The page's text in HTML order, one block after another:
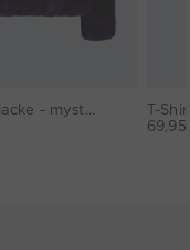
Outdoorjacke - mysterioso
T-